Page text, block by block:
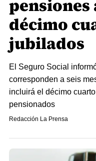
pensiones
décimo
jubilados
El Seguro Social
corresponden a seis
incluirá el décimo
pensionados
Redacción La Prensa